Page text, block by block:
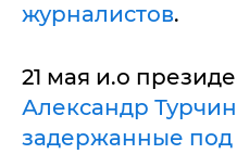
журналистов.
21 мая и.о
Александр
задержанные